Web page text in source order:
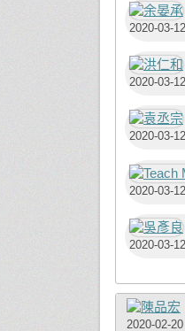
2020-03-
2020-03-
2020-03-
2020-03-
2020-03-
2020-02-